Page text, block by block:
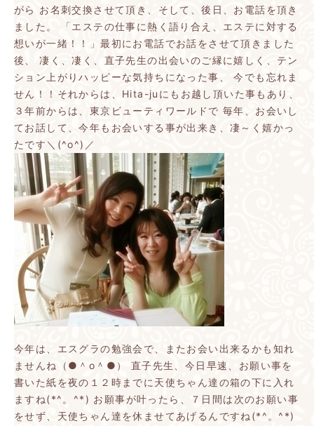
がら お名刺交換させて頂き、そして、後日、お電話を頂き
ました。
「エステの仕事に熱く語り合え、エステに対する
想いが一緒！！」最初にお電話でお話をさせて頂きました
後、
凄く、凄く、直子先生の出会いのご縁に嬉しく、テン
ション上がりハッピーな気持ちになった事、
今でも忘れま
せん！！それからは、Hita-juにもお越し頂いた事もあり、
３年前からは、東京ビューティワールドで 毎年、お会いし
てお話して、今年もお会いする事が出来き、凄～く嬉かっ
たです＼(^o^)／
今年は、エスグラの勉強会で、またお会い出来るかも知れ
ませんね（●＾o＾●）
直子先生、今日早速、お願い事を
書いた紙を夜の１２時までに天使ちゃん達の箱の下に入れ
ますね(*^。^*) お願事が叶ったら、７日間は次のお願い事
をせず、天使ちゃん達を休ませてあげるんですね(*^。^*)